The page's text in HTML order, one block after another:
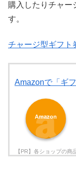
購入したりチャー
す。
チャージ型ギフト
Amazonで「ギ
Amazon